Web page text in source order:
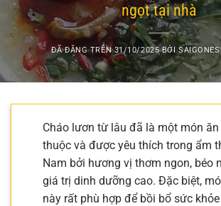
ngọt tại nhà
ĐÃ ĐĂNG TRÊN31/10/2025 BỞI
Cháo lươn từ lâu đã là một món ăn
thuộc và được yêu thích trong ẩm
Nam bởi hương vị thơm ngon, béo
giá trị dinh dưỡng cao. Đặc biệt,
này rất phù hợp để bồi bổ sức